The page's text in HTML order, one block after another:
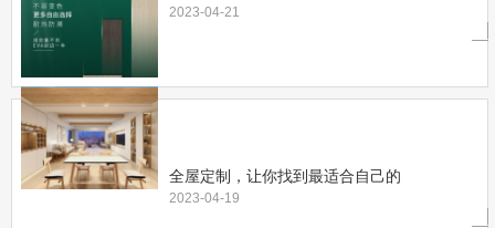
2023-04-21
全屋定制，让你找到最适合自己的
2023-04-19